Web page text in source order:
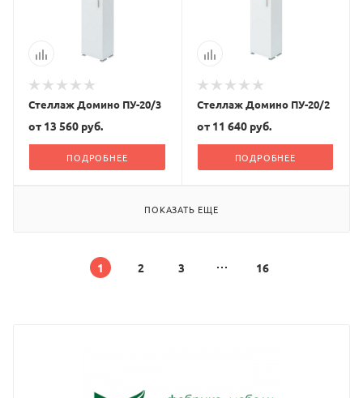
Стеллаж Домино ПУ-20/3
от 13 560 руб.
ПОДРОБНЕЕ
Стеллаж Домино ПУ-20/2
от 11 640 руб.
ПОДРОБНЕЕ
ПОКАЗАТЬ ЕЩЕ
1 2 3 16